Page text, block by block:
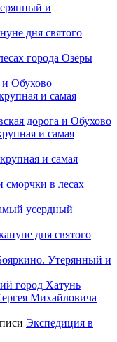
и
дня святого
города Озёры
и Обухово
и самая
дорога и Обухово
и самая
и самая
в лесах
усердный
дня святого
Утерянный и
город Хатунь
Михайловича
Экспедиция в